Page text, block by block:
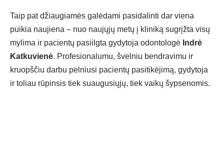
Taip pat džiaugiamės galėdami pasidalinti dar viena
puikia naujiena – nuo naujųjų metų į kliniką sugrįžta visų
mylima ir pacientų pasiilgta gydytoja odontologė Indrė
Katkuvienė. Profesionalumu, švelniu bendravimu ir
kruopščiu darbu pelniusi pacientų pasitikėjimą, gydytoja
ir toliau rūpinsis tiek suaugusiųjų, tiek vaikų šypsenomis.